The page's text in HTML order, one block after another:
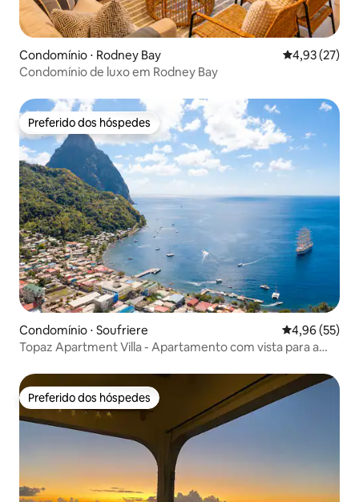
Condomínio ⋅ Rodney Bay 4,93 de uma
4,93 (27)
Condomínio de luxo em Rodney Bay
Preferido dos hóspedes
Preferido dos hóspedes
Condomínio ⋅ Soufriere 4,96 de uma
4,96 (55)
Topaz Apartment Villa - Apartamento com vista para a
Preferido dos hóspedes
Preferido dos hóspedes